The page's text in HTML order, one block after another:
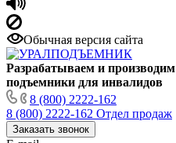
Обычная версия сайта
Разрабатываем и производим
подъемники для инвалидов
8 (800) 2222-162
8 (800) 2222-162 Отдел продаж
Заказать звонок